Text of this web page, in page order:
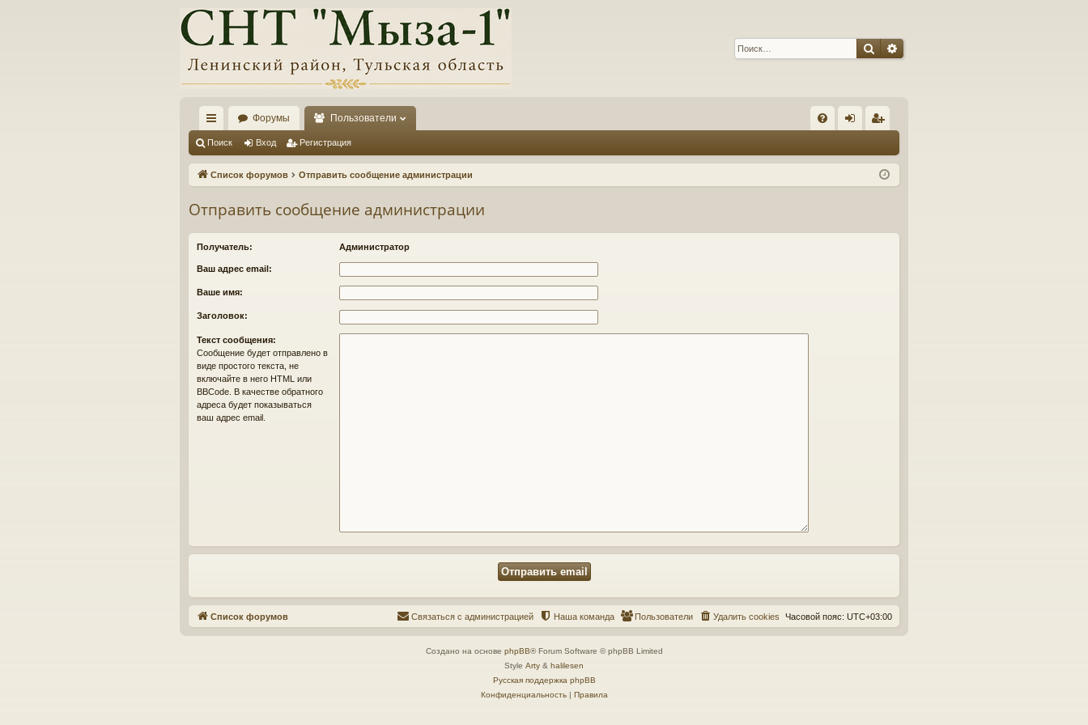
ПоискРасширенный поиск
с
ы
и
Форумы Пользователи
Q д ис
Поиск Вход Регистрация
Список форумов Отправить сообщение администрации
Отправить сообщение администрации
Получатель: Администратор
Ваш адрес email:
Ваше имя:
Заголовок:
Текст сообщения:
Сообщение будет отправлено в
виде простого текста, не
включайте в него HTML или
BBCode. В качестве обратного
адреса будет показываться
ваш адрес email.
Список форумов Часовой пояс: UTC+03:00
Удалить cookies
Пользователи
Наша команда
Связаться с администрацией
Создано на основе phpBB® Forum Software © phpBB Limited
Style Arty & halilesen
Русская поддержка phpBB
Конфиденциальность| Правила